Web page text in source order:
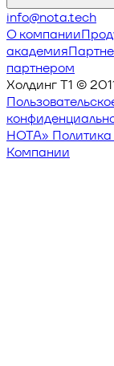
info@nota.tech
О компании
академия
партнером
Холдинг Т1 ©
НОТА»
Компании